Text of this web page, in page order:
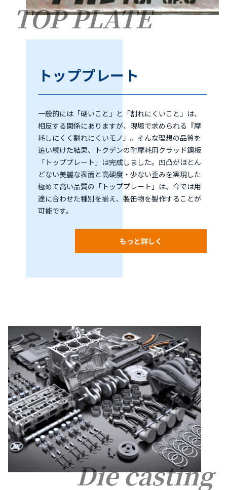
TOP PLATE
トッププレート
一般的には「硬いこと」と「割れにくいこと」は、
相反する関係にありますが、現場で求められる『摩
耗しにくく割れにくいモノ』。そんな理想の品質を
追い続けた結果、トクデンの耐摩耗用クラッド鋼板
「トッププレート」は完成しました。凹凸がほとん
どない美麗な表面と高硬度・少ない歪みを実現した
極めて高い品質の「トッププレート」は、今では用
途に合わせた種別を揃え、製缶物を製作することが
可能です。
もっと詳しく
Die casting